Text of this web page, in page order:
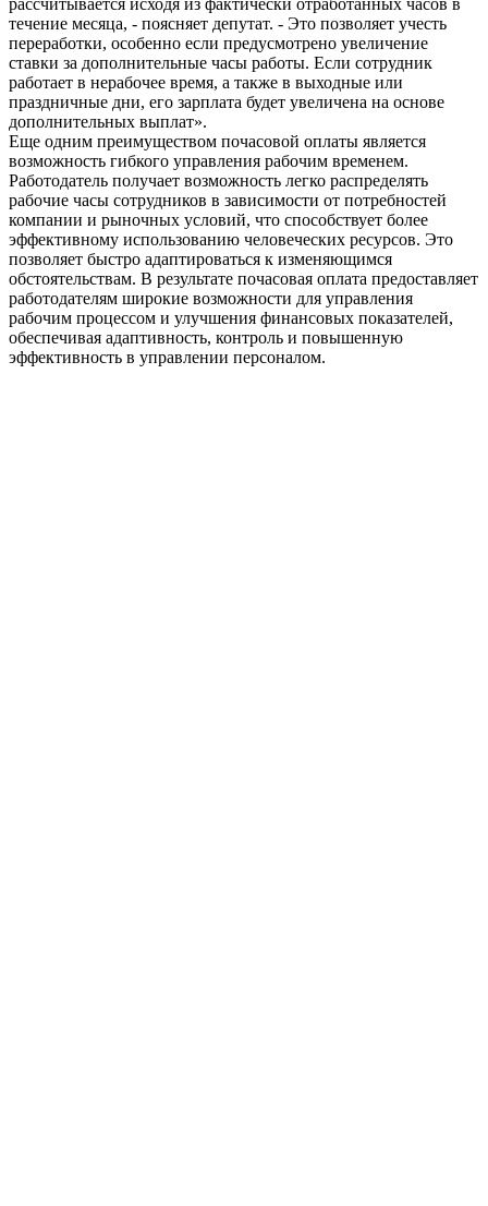
рассчитывается исходя из фактически отработанных часов в
течение месяца, - поясняет депутат. - Это позволяет учесть
переработки, особенно если предусмотрено увеличение
ставки за дополнительные часы работы. Если сотрудник
работает в нерабочее время, а также в выходные или
праздничные дни, его зарплата будет увеличена на основе
дополнительных выплат».
Еще одним преимуществом почасовой оплаты является
возможность гибкого управления рабочим временем.
Работодатель получает возможность легко распределять
рабочие часы сотрудников в зависимости от потребностей
компании и рыночных условий, что способствует более
эффективному использованию человеческих ресурсов. Это
позволяет быстро адаптироваться к изменяющимся
обстоятельствам. В результате почасовая оплата предоставляет
работодателям широкие возможности для управления
рабочим процессом и улучшения финансовых показателей,
обеспечивая адаптивность, контроль и повышенную
эффективность в управлении персоналом.